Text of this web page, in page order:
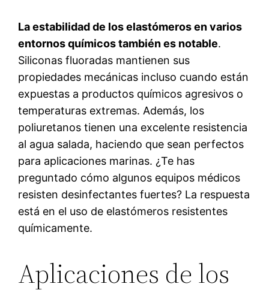
La estabilidad de los elastómeros en varios
entornos químicos también es notable.
Siliconas fluoradas mantienen sus
propiedades mecánicas incluso cuando están
expuestas a productos químicos agresivos o
temperaturas extremas. Además, los
poliuretanos tienen una excelente resistencia
al agua salada, haciendo que sean perfectos
para aplicaciones marinas. ¿Te has
preguntado cómo algunos equipos médicos
resisten desinfectantes fuertes? La respuesta
está en el uso de elastómeros resistentes
químicamente.
Aplicaciones de los